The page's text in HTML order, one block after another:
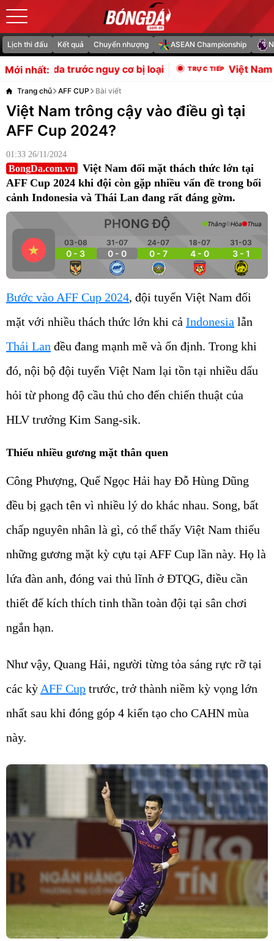
Lịch thi đấu Kết quả Chuyển nhượng ASEAN Championship
Mới nhất:
cơ bị loại Việt Nam 1-0 Campuchia:
Trang chủ AFF CUP Bài viết
Việt Nam trông cậy vào điều gì tại
AFF Cup 2024?
01:33 26/11/2024
BongDa.com.vn
Việt Nam đối mặt thách thức lớn tại
AFF Cup 2024 khi đội còn gặp nhiều vấn đề trong bối
cảnh Indonesia và Thái Lan đang rất đáng gờm.
PHONG ĐỘ
03-08
0 - 3
31-07
0 - 0
24-07
0 - 7
18-07
4 - 0
31-03
3 - 1
Thắng Hòa Thua
Bước vào AFF Cup 2024, đội tuyển Việt Nam đối
mặt với nhiều thách thức lớn khi cả Indonesia lẫn
Thái Lan đều đang mạnh mẽ và ổn định. Trong khi
đó, nội bộ đội tuyển Việt Nam lại tồn tại nhiều dấu
hỏi từ phong độ cầu thủ cho đến chiến thuật của
HLV trưởng Kim Sang-sik.
Thiếu nhiều gương mặt thân quen
Công Phượng, Quế Ngọc Hải hay Đỗ Hùng Dũng
đều bị gạch tên vì nhiều lý do khác nhau. Song, bất
chấp nguyên nhân là gì, có thể thấy Việt Nam thiếu
những gương mặt kỳ cựu tại AFF Cup lần này. Họ là
lứa đàn anh, đóng vai thủ lĩnh ở ĐTQG, điều cần
thiết để kích thích tinh thần toàn đội tại sân chơi
ngắn hạn.
Như vậy, Quang Hải, người từng tỏa sáng rực rỡ tại
các kỳ AFF Cup trước, trở thành niềm kỳ vọng lớn
nhất sau khi đóng góp 4 kiến tạo cho CAHN mùa
này.